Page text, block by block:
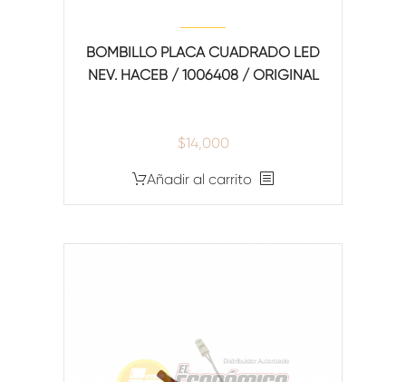
BOMBILLO PLACA CUADRADO LED
NEV. HACEB / 1006408 / ORIGINAL
$14,000
Añadir al carrito